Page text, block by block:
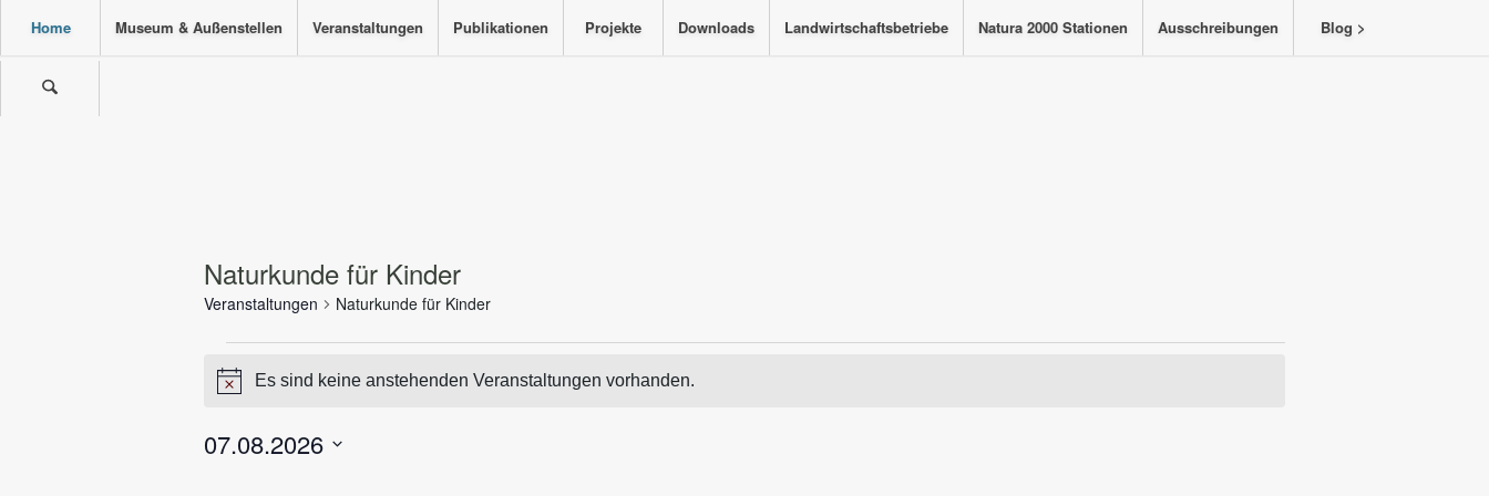
Home Museum & Außenstellen Veranstaltungen Publikationen Projekte Downloads Landwirtschaftsbetriebe Natura 2000 Stationen Ausschreibungen Blog >
Naturkunde für Kinder
Veranstaltungen Naturkunde für Kinder
für
Hinweis
Es sind keine anstehenden Veranstaltungen vorhanden.
07.08.2026